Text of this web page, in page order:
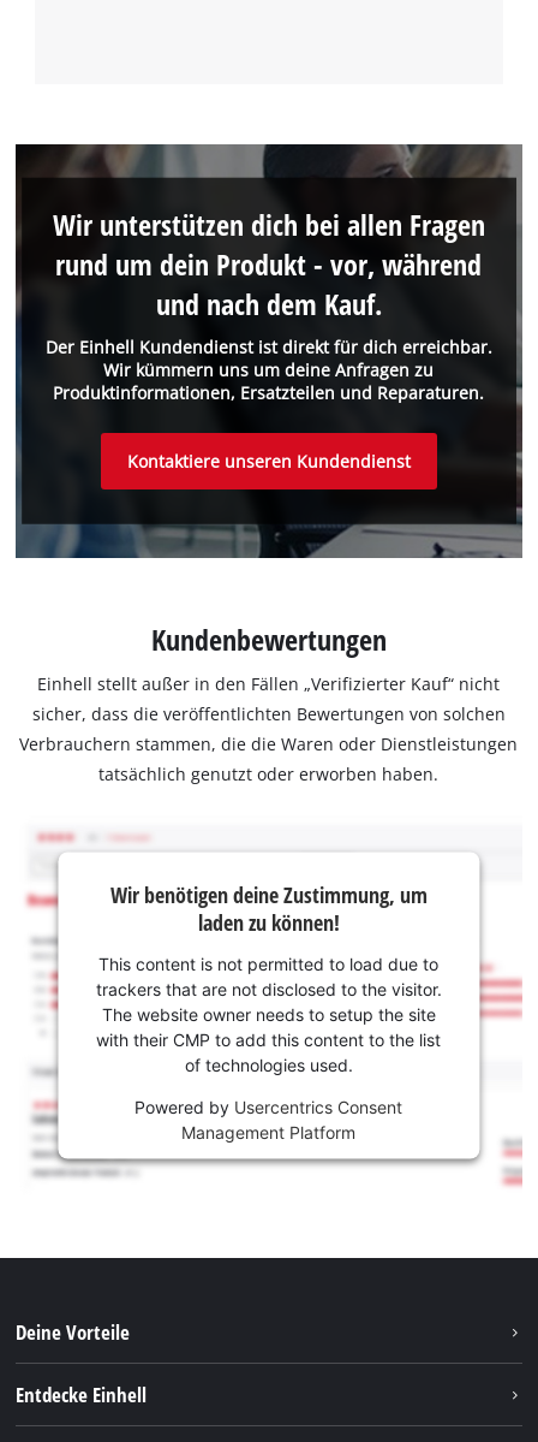
Der Einhell Kundendienst ist direkt für dich erreichbar.
Wir kümmern uns um deine Anfragen zu
Produktinformationen, Ersatzteilen und Reparaturen.
Wir unterstützen dich bei allen Fragen
rund um dein Produkt - vor, während
und nach dem Kauf.
Kontaktiere unseren Kundendienst
Kundenbewertungen
Einhell stellt außer in den Fällen „Verifizierter Kauf“ nicht
sicher, dass die veröffentlichten Bewertungen von solchen
Verbrauchern stammen, die die Waren oder Dienstleistungen
tatsächlich genutzt oder erworben haben.
Wir benötigen deine Zustimmung, um
laden zu können!
This content is not permitted to load due to
trackers that are not disclosed to the visitor.
The website owner needs to setup the site
with their CMP to add this content to the list
of technologies used.
Powered by Usercentrics Consent
Management Platform
Deine Vorteile
Entdecke Einhell